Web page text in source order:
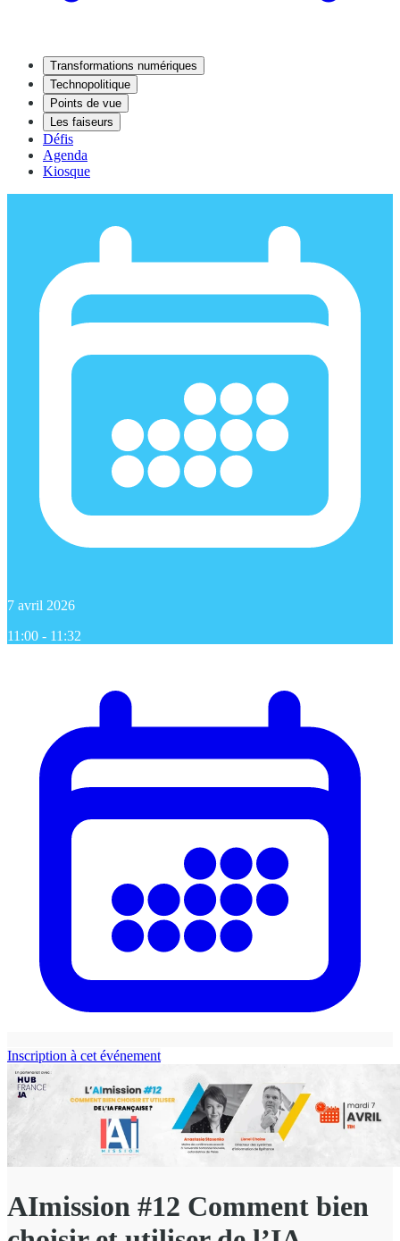
Transformations numériques
Technopolitique
Points de vue
Les faiseurs
Défis
Agenda
Kiosque
7 avril 2026
11:00 - 11:32
Inscription à cet événement
AImission #12 Comment bien